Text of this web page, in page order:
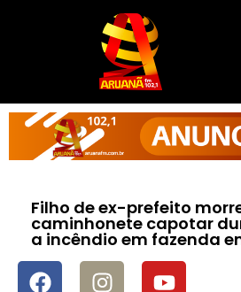
Filho de ex-prefeito
caminhonete capotar
a incêndio em fazenda